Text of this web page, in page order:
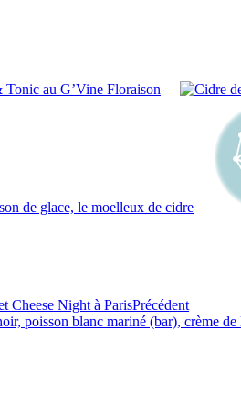
au G’Vine Floraison
de glace, le moelleux de cidre
Cheese Night à ParisPrécédent
poisson blanc mariné (bar), crème